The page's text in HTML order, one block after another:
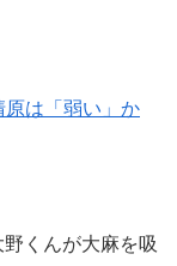
原は「弱い」か
くんが大麻を吸